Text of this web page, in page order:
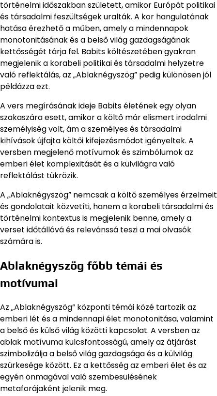
történelmi időszakban született, amikor Európát politikai
és társadalmi feszültségek uralták. A kor hangulatának
hatása érezhető a műben, amely a mindennapok
monotonitásának és a belső világ gazdagságának
kettősségét tárja fel. Babits költészetében gyakran
megjelenik a korabeli politikai és társadalmi helyzetre
való reflektálás, az „Ablaknégyszög” pedig különösen jól
példázza ezt.
A vers megírásának ideje Babits életének egy olyan
szakaszára esett, amikor a költő már elismert irodalmi
személyiség volt, ám a személyes és társadalmi
kihívások újfajta költői kifejezésmódot igényeltek. A
versben megjelenő motívumok és szimbólumok az
emberi élet komplexitását és a külvilágra való
reflektálást tükrözik.
A „Ablaknégyszög” nemcsak a költő személyes érzelmeit
és gondolatait közvetíti, hanem a korabeli társadalmi és
történelmi kontextus is megjelenik benne, amely a
verset időtállóvá és relevánssá teszi a mai olvasók
számára is.
Ablaknégyszög főbb témái és
motívumai
Az „Ablaknégyszög” központi témái közé tartozik az
emberi lét és a mindennapi élet monotonitása, valamint
a belső és külső világ közötti kapcsolat. A versben az
ablak motívuma kulcsfontosságú, amely az átjárást
szimbolizálja a belső világ gazdagsága és a külvilág
szürkesége között. Ez a kettősség az emberi élet és az
egyén önmagával való szembesülésének
metaforájaként jelenik meg.